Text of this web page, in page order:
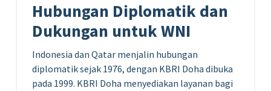
Hubungan Diplomatik dan
Dukungan untuk WNI
Indonesia dan Qatar menjalin hubungan
diplomatik sejak 1976, dengan KBRI Doha dibuka
pada 1999. KBRI Doha menyediakan layanan bagi